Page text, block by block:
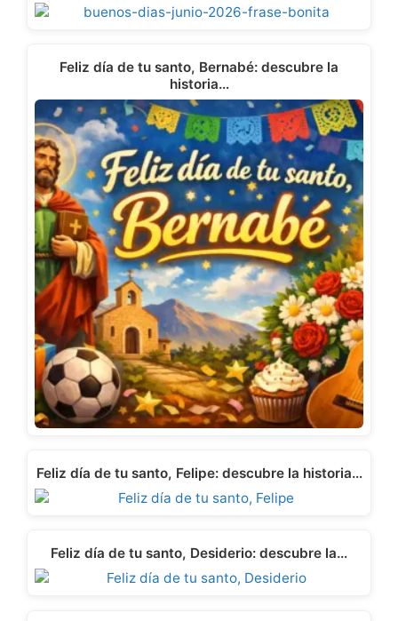
Feliz día de tu santo, Bernabé: descubre la
historia…
Feliz día de tu santo, Felipe: descubre la historia…
Feliz día de tu santo, Desiderio: descubre la…